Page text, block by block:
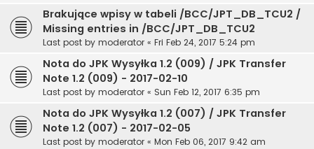
Brakujące wpisy w tabeli /BCC/JPT_DB_TCU2 /
Missing entries in /BCC/JPT_DB_TCU2
Last post by moderator « Fri Feb 24, 2017 5:24 pm
Nota do JPK Wysyłka 1.2 (009) / JPK Transfer
Note 1.2 (009) - 2017-02-10
Last post by moderator « Sun Feb 12, 2017 6:35 pm
Nota do JPK Wysyłka 1.2 (007) / JPK Transfer
Note 1.2 (007) - 2017-02-05
Last post by moderator « Mon Feb 06, 2017 9:42 am